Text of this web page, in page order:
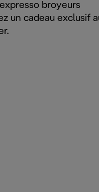
broyeurs
un cadeau exclusif